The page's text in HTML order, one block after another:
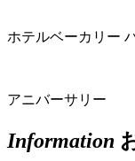
ホテルベーカリー
アニバーサリー
Information